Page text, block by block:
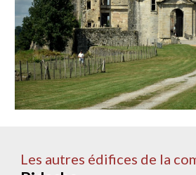
Les autres édifices de la